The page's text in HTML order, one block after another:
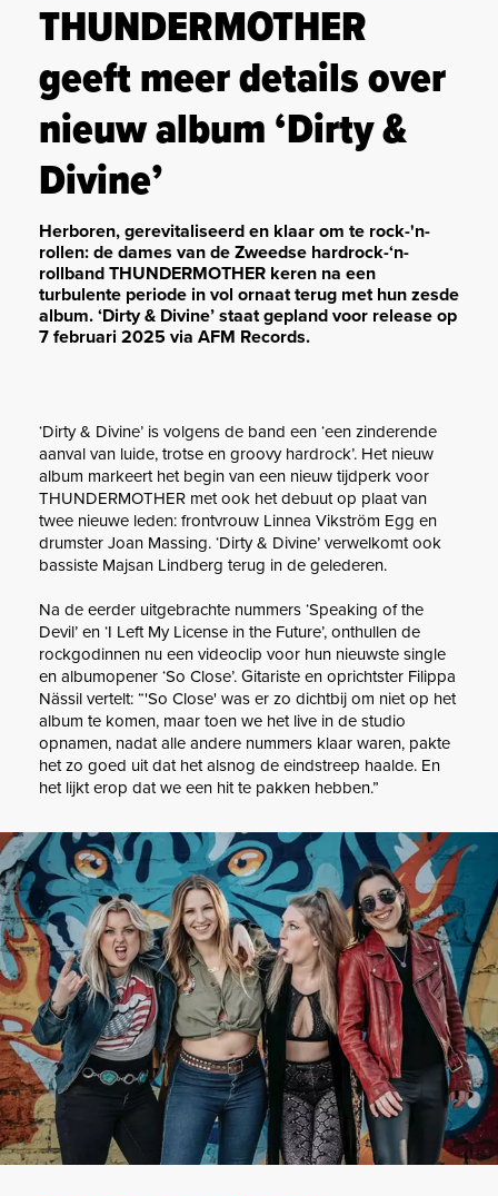
THUNDERMOTHER
geeft meer details over
nieuw album ‘Dirty &
Divine’
Herboren, gerevitaliseerd en klaar om te rock-'n-
rollen: de dames van de Zweedse hardrock-‘n-
rollband THUNDERMOTHER keren na een
turbulente periode in vol ornaat terug met hun zesde
album. ‘Dirty & Divine’ staat gepland voor release op
7 februari 2025 via AFM Records.
‘Dirty & Divine’ is volgens de band een ‘een zinderende
aanval van luide, trotse en groovy hardrock’. Het nieuw
album markeert het begin van een nieuw tijdperk voor
THUNDERMOTHER met ook het debuut op plaat van
twee nieuwe leden: frontvrouw Linnea Vikström Egg en
drumster Joan Massing. ‘Dirty & Divine’ verwelkomt ook
bassiste Majsan Lindberg terug in de gelederen.
Na de eerder uitgebrachte nummers ‘Speaking of the
Devil’ en ‘I Left My License in the Future’, onthullen de
rockgodinnen nu een videoclip voor hun nieuwste single
en albumopener ‘So Close’. Gitariste en oprichtster Filippa
Nässil vertelt: “'So Close' was er zo dichtbij om niet op het
album te komen, maar toen we het live in de studio
opnamen, nadat alle andere nummers klaar waren, pakte
het zo goed uit dat het alsnog de eindstreep haalde. En
het lijkt erop dat we een hit te pakken hebben.”